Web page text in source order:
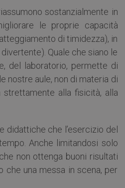
sostanzialmente in
le proprie capacità
di timidezza), in
Quale che siano le
del laboratorio, permette di
nostre aule, non di materia di
alla fisicità, alla
didattiche che l’esercizio del
Anche limitandosi solo
non ottenga buoni risultati
una messa in scena, per